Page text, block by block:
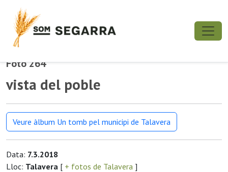
Foto 264
vista del poble
Veure àlbum Un tomb pel municipi de Talavera
Data: 7.3.2018
Lloc: Talavera [ + fotos de Talavera ]